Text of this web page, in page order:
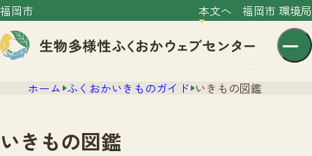
福岡市 本文へ 福岡市 環境局
ホーム ふくおかいきものガイド いきもの図鑑
いきもの図鑑